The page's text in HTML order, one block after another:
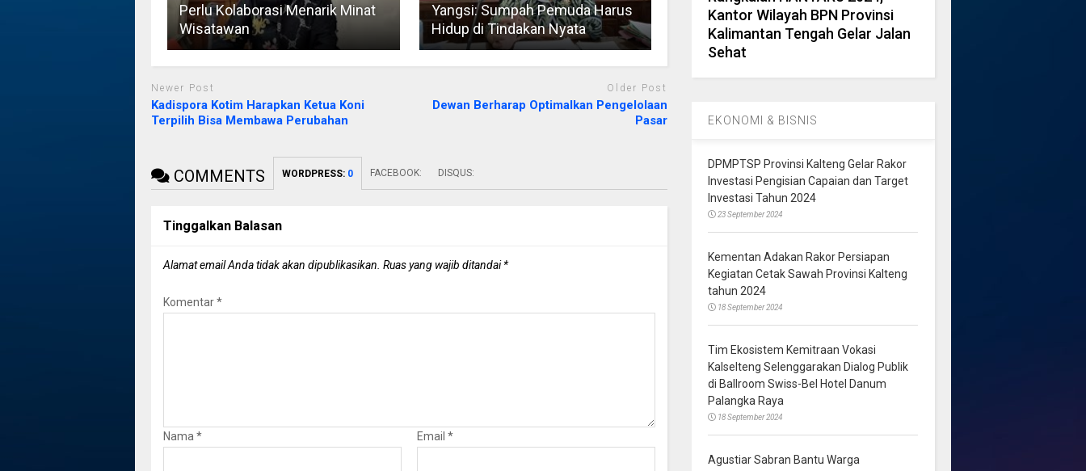
Perlu Kolaborasi Menarik Minat
Wisatawan
Yangsi: Sumpah Pemuda Harus
Hidup di Tindakan Nyata
Newer Post
Kadispora Kotim Harapkan Ketua Koni
Terpilih Bisa Membawa Perubahan
Older Post
Dewan Berharap Optimalkan Pengelolaan
Pasar
COMMENTS WORDPRESS: 0 FACEBOOK: DISQUS:
Tinggalkan Balasan
Alamat email Anda tidak akan dipublikasikan. Ruas yang wajib ditandai*
Komentar*
Nama * Email *
Kantor Wilayah BPN Provinsi
Kalimantan Tengah Gelar Jalan
Sehat
EKONOMI & BISNIS
DPMPTSP Provinsi Kalteng Gelar Rakor
Investasi Pengisian Capaian dan Target
Investasi Tahun 2024
23 September 2024
Kementan Adakan Rakor Persiapan
Kegiatan Cetak Sawah Provinsi Kalteng
tahun 2024
18 September 2024
Tim Ekosistem Kemitraan Vokasi
Kalselteng Selenggarakan Dialog Publik
di Ballroom Swiss-Bel Hotel Danum
Palangka Raya
18 September 2024
Agustiar Sabran Bantu Warga